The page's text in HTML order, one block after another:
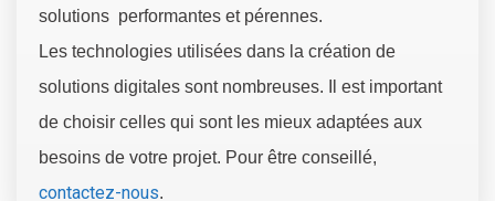
solutions performantes et pérennes.
Les technologies utilisées dans la création de
solutions digitales sont nombreuses. Il est important
de choisir celles qui sont les mieux adaptées aux
besoins de votre projet. Pour être conseillé,
contactez-nous.